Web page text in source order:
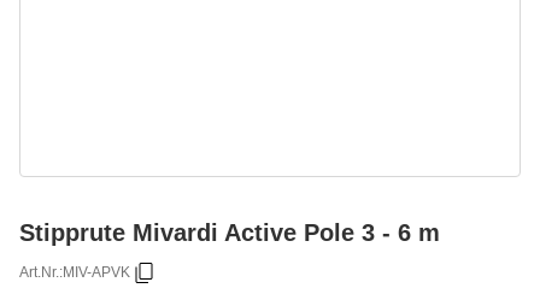
Stipprute Mivardi Active Pole 3 - 6 m
Art.Nr.:MIV-APVK